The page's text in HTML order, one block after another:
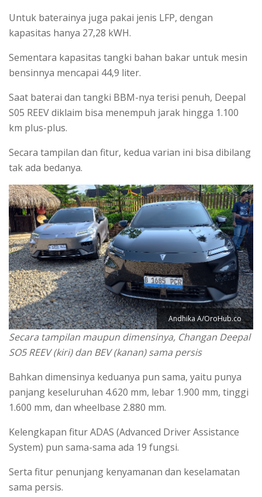
Untuk baterainya juga pakai jenis LFP, dengan
kapasitas hanya 27,28 kWH.
Sementara kapasitas tangki bahan bakar untuk mesin
bensinnya mencapai 44,9 liter.
Saat baterai dan tangki BBM-nya terisi penuh, Deepal
S05 REEV diklaim bisa menempuh jarak hingga 1.100
km plus-plus.
Secara tampilan dan fitur, kedua varian ini bisa dibilang
tak ada bedanya.
Andhika A/OroHub.co
Secara tampilan maupun dimensinya, Changan Deepal
SO5 REEV (kiri) dan BEV (kanan) sama persis
Bahkan dimensinya keduanya pun sama, yaitu punya
panjang keseluruhan 4.620 mm, lebar 1.900 mm, tinggi
1.600 mm, dan wheelbase 2.880 mm.
Kelengkapan fitur ADAS (Advanced Driver Assistance
System) pun sama-sama ada 19 fungsi.
Serta fitur penunjang kenyamanan dan keselamatan
sama persis.